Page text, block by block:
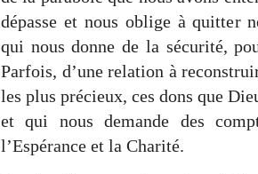
dépasse et nous oblige à quitter
qui nous donne de la sécurité,
Parfois, d’une relation à
les plus précieux, ces dons que
et qui nous demande des
l’Espérance et la Charité.